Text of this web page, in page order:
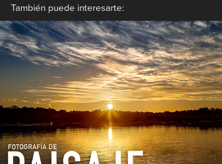
También puede interesarte:
Paisaje